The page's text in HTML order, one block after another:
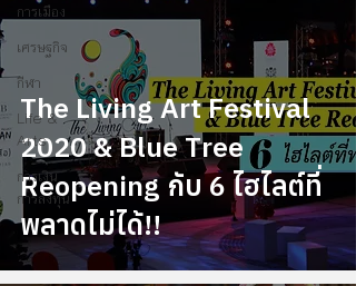
การเมือง
เศรษฐกิจ
กีฬา
Life &
Arts
การเงิน
การลงทุน
The Living Art Festival
2020 & Blue Tree
Reopening กับ 6 ไฮไลต์ที่
พลาดไม่ได้!!